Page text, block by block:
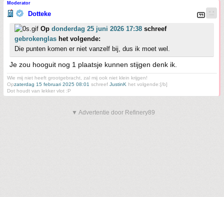
Moderator
Dotteke
Op donderdag 25 juni 2026 17:38 schreef
gebrokenglas het volgende:
Die punten komen er niet vanzelf bij, dus ik moet wel.
Je zou hooguit nog 1 plaatsje kunnen stijgen denk ik.
Wie mij niet heeft grootgebracht, zal mij ook niet klein krijgen!
Opzaterdag 15 februari 2025 08:01 schreef JustinK het volgende:[/b]
Dot houdt van lekker vlot :P
▼ Advertentie door Refinery89